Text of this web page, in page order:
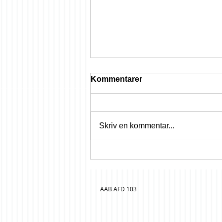
Kommentarer
Skriv en kommentar...
AAB AFD 103